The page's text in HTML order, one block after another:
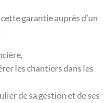
garantie auprès d’un
les chantiers dans les
de sa gestion et de ses